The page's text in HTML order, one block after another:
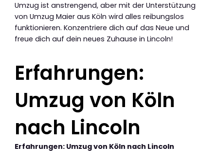
Umzug ist anstrengend, aber mit der Unterstützung
von Umzug Maier aus Köln wird alles reibungslos
funktionieren. Konzentriere dich auf das Neue und
freue dich auf dein neues Zuhause in Lincoln!
Erfahrungen:
Umzug von Köln
nach Lincoln
Erfahrungen: Umzug von Köln nach Lincoln